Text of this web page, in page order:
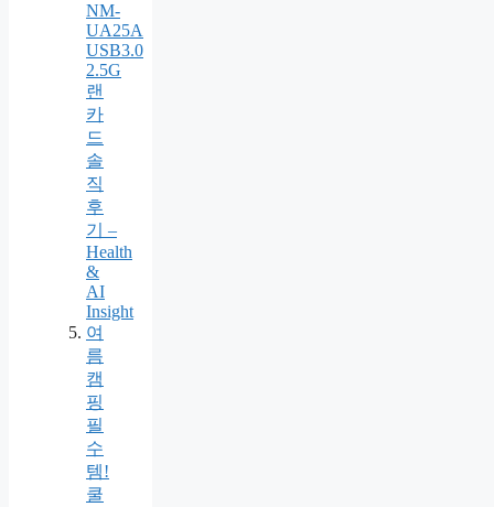
NM-
UA25A
USB3.0
2.5G
랜
카
드
솔
직
후
기 –
Health
&
AI
Insight
여
름
캠
핑
필
수
템!
쿨